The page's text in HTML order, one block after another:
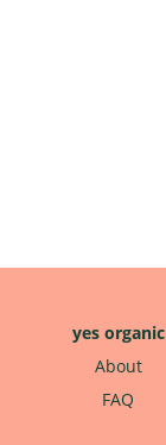
yes organic
About
FAQ